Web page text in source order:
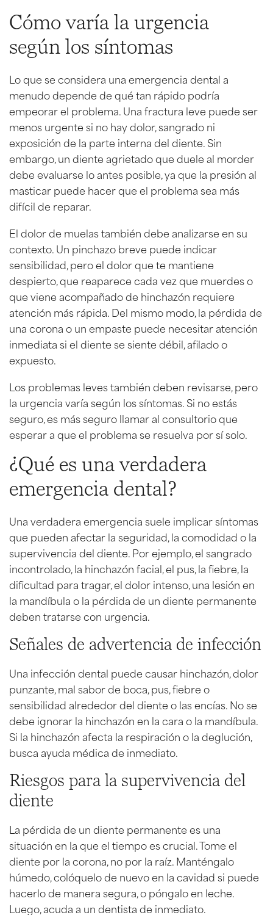
Cómo varía la urgencia
según los síntomas
Lo que se considera una emergencia dental a
menudo depende de qué tan rápido podría
empeorar el problema. Una fractura leve puede ser
menos urgente si no hay dolor, sangrado ni
exposición de la parte interna del diente. Sin
embargo, un diente agrietado que duele al morder
debe evaluarse lo antes posible, ya que la presión al
masticar puede hacer que el problema sea más
difícil de reparar.
El dolor de muelas también debe analizarse en su
contexto. Un pinchazo breve puede indicar
sensibilidad, pero el dolor que te mantiene
despierto, que reaparece cada vez que muerdes o
que viene acompañado de hinchazón requiere
atención más rápida. Del mismo modo, la pérdida de
una corona o un empaste puede necesitar atención
inmediata si el diente se siente débil, afilado o
expuesto.
Los problemas leves también deben revisarse, pero
la urgencia varía según los síntomas. Si no estás
seguro, es más seguro llamar al consultorio que
esperar a que el problema se resuelva por sí solo.
¿Qué es una verdadera
emergencia dental?
Una verdadera emergencia suele implicar síntomas
que pueden afectar la seguridad, la comodidad o la
supervivencia del diente. Por ejemplo, el sangrado
incontrolado, la hinchazón facial, el pus, la fiebre, la
dificultad para tragar, el dolor intenso, una lesión en
la mandíbula o la pérdida de un diente permanente
deben tratarse con urgencia.
Señales de advertencia de infección
Una infección dental puede causar hinchazón, dolor
punzante, mal sabor de boca, pus, fiebre o
sensibilidad alrededor del diente o las encías. No se
debe ignorar la hinchazón en la cara o la mandíbula.
Si la hinchazón afecta la respiración o la deglución,
busca ayuda médica de inmediato.
Riesgos para la supervivencia del
diente
La pérdida de un diente permanente es una
situación en la que el tiempo es crucial. Tome el
diente por la corona, no por la raíz. Manténgalo
húmedo, colóquelo de nuevo en la cavidad si puede
hacerlo de manera segura, o póngalo en leche.
Luego, acuda a un dentista de inmediato.